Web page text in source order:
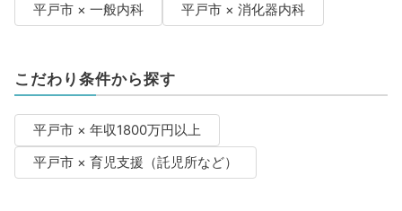
平戸市 × 一般内科 平戸市 × 消化器内科
こだわり条件から探す
平戸市 × 年収1800万円以上
平戸市 × 育児支援（託児所など）